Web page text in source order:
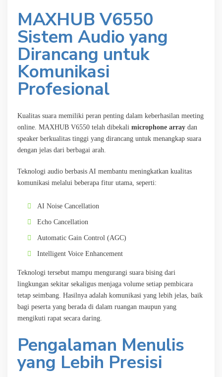
MAXHUB V6550
Sistem Audio yang
Dirancang untuk
Komunikasi
Profesional
Kualitas suara memiliki peran penting dalam keberhasilan meeting
online. MAXHUB V6550 telah dibekali microphone array dan
speaker berkualitas tinggi yang dirancang untuk menangkap suara
dengan jelas dari berbagai arah.
Teknologi audio berbasis AI membantu meningkatkan kualitas
komunikasi melalui beberapa fitur utama, seperti:
AI Noise Cancellation
Echo Cancellation
Automatic Gain Control (AGC)
Intelligent Voice Enhancement
Teknologi tersebut mampu mengurangi suara bising dari
lingkungan sekitar sekaligus menjaga volume setiap pembicara
tetap seimbang. Hasilnya adalah komunikasi yang lebih jelas, baik
bagi peserta yang berada di dalam ruangan maupun yang
mengikuti rapat secara daring.
Pengalaman Menulis
yang Lebih Presisi